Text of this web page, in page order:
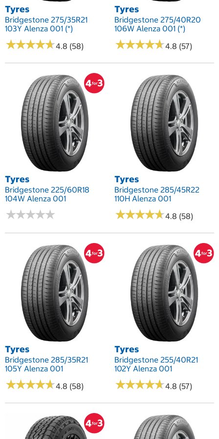
Tyres
Bridgestone 275/35R21
103Y Alenza 001 (*)
★★★★★
★★★★★4.8 (58)
Tyres
Bridgestone 275/40R20
106W Alenza 001 (*)
★★★★★
★★★★★4.8 (57)
Tyres
Bridgestone 225/60R18
104W Alenza 001
★★★★★
★★★★★
Tyres
Bridgestone 285/45R22
110H Alenza 001
★★★★★
★★★★★4.8 (58)
Tyres
Bridgestone 285/35R21
105Y Alenza 001
★★★★★
★★★★★4.8 (58)
Tyres
Bridgestone 255/40R21
102Y Alenza 001
★★★★★
★★★★★4.8 (57)